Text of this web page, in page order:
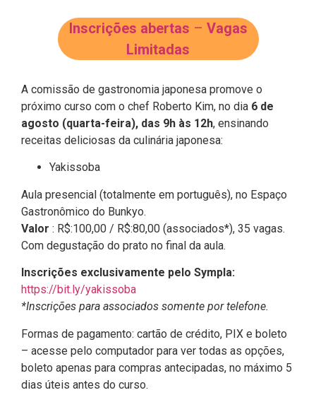
Inscrições abertas – Vagas
Limitadas
A comissão de gastronomia japonesa promove o
próximo curso com o chef Roberto Kim, no dia 6 de
agosto (quarta-feira), das 9h às 12h, ensinando
receitas deliciosas da culinária japonesa:
Yakissoba
Aula presencial (totalmente em português), no Espaço
Gastronômico do Bunkyo.
Valor : R$:100,00 / R$:80,00 (associados*), 35 vagas.
Com degustação do prato no final da aula.
Inscrições exclusivamente pelo Sympla:
https://bit.ly/yakissoba
*Inscrições para associados somente por telefone.
Formas de pagamento: cartão de crédito, PIX e boleto
– acesse pelo computador para ver todas as opções,
boleto apenas para compras antecipadas, no máximo 5
dias úteis antes do curso.